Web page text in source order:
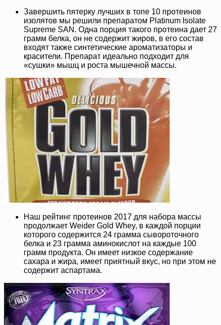
Завершить пятерку лучших в топе 10 протеинов
изолятов мы решили препаратом Platinum Isolate
Supreme SAN. Одна порция такого протеина дает 27
грамм белка, он не содержит жиров, в его состав
входят также синтетические ароматизаторы и
красители. Препарат идеально подходит для
«сушки» мышц и роста мышечной массы.
Наш рейтинг протеинов 2017 для набора массы
продолжает Weider Gold Whey, в каждой порции
которого содержится 24 грамма сывороточного
белка и 23 грамма аминокислот на каждые 100
грамм продукта. Он имеет низкое содержание
сахара и жира, имеет приятный вкус, но при этом не
содержит аспартама.